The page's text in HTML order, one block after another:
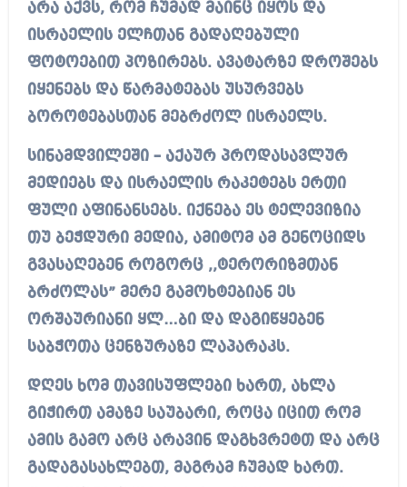
არა აქვს, რომ ჩუმად მაინც იყოს და
ისრაელის ელჩთან გადაღებული
ფოტოებით პოზირებს. ავატარზე დროშებს
იყენებს და წარმატებას უსურვებს
ბოროტებასთან მებრძოლ ისრაელს.
სინამდვილეში – აქაურ პროდასავლურ
მედიებს და ისრაელის რაკეტებს ერთი
ფული აფინანსებს. იქნება ეს ტელევიზია
თუ ბეჭდური მედია, ამიტომ ამ გენოციდს
გვასაღებენ როგორც ,,ტერორიზმთან
ბრძოლას” მერე გამოხტებიან ეს
ორშაურიანი ყლ…ბი და დაგიწყებენ
საბჭოთა ცენზურაზე ლაპარაკს.
დღეს ხომ თავისუფლები ხართ, ახლა
გიჭირთ ამაზე საუბარი, როცა იცით რომ
ამის გამო არც არავინ დაგხვრეტთ და არც
გადაგასახლებთ, მაგრამ ჩუმად ხართ.